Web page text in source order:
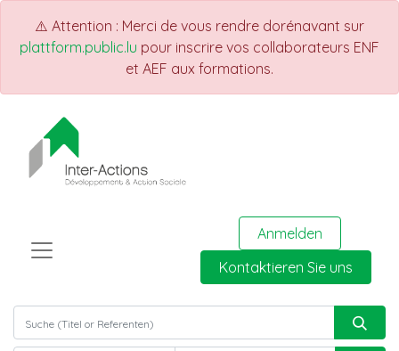
⚠️ Attention : Merci de vous rendre dorénavant sur
plattform.public.lu pour inscrire vos collaborateurs ENF
et AEF aux formations.
Anmelden
Kontaktieren Sie uns